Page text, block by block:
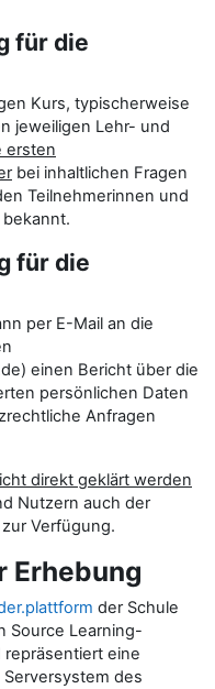
die
Kurs, typischerweise
jeweiligen Lehr- und
ersten
bei inhaltlichen Fragen
Teilnehmerinnen und
die
per E-Mail an die
einen Bericht über die
persönlichen Daten
Anfragen
direkt geklärt werden
Nutzern auch der
Verfügung.
der Schule
Source Learning-
eine
des